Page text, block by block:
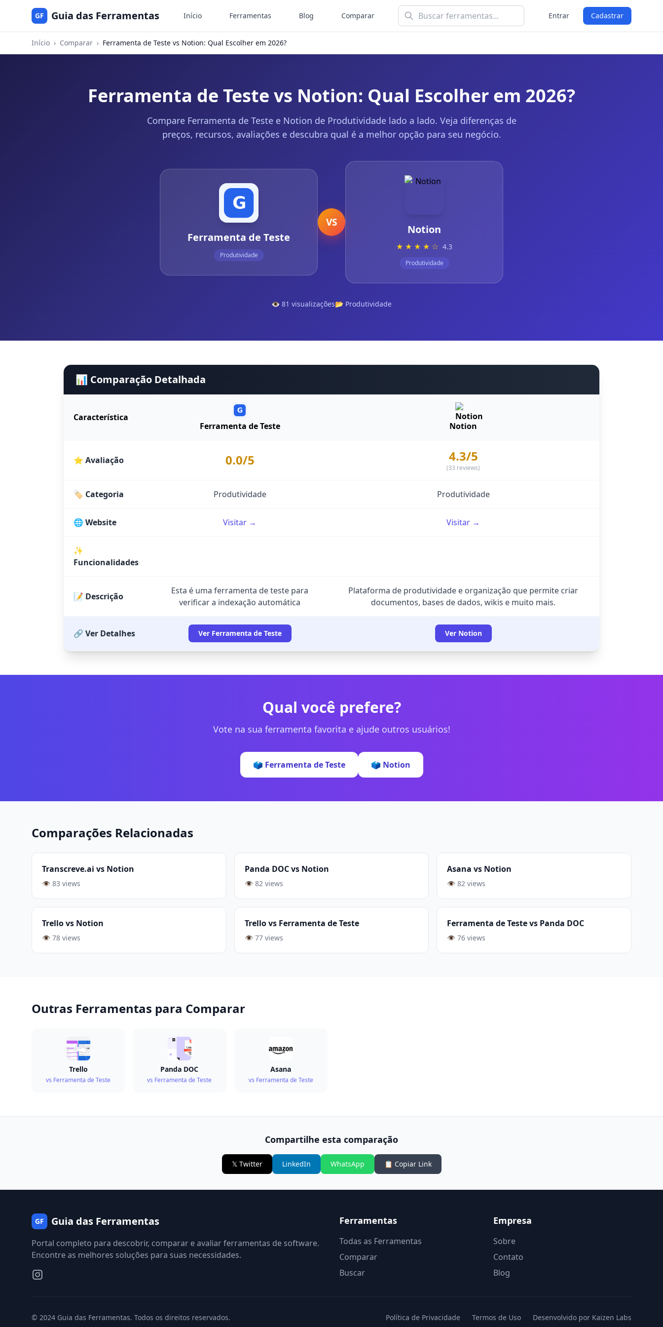
GF Guia das Ferramentas Início Ferramentas Blog Comparar Entrar Cadastrar
Início › Comparar › Ferramenta de Teste vs Notion: Qual Escolher em 2026?
Ferramenta de Teste vs Notion: Qual Escolher em 2026?
Compare Ferramenta de Teste e Notion de Produtividade lado a lado. Veja diferenças de
preços, recursos, avaliações e descubra qual é a melhor opção para seu negócio.
Ferramenta de Teste
Produtividade
VS
Notion
★ ★ ★ ★ ☆ 4.3
Produtividade
👁️ 81 visualizações📂 Produtividade
📊 Comparação Detalhada
Característica
Ferramenta de Teste
Notion
⭐ Avaliação 0.0/5 4.3/5
(33 reviews)
🏷️ Categoria Produtividade Produtividade
🌐 Website Visitar → Visitar →
✨
Funcionalidades
📝 Descrição
Esta é uma ferramenta de teste para
verificar a indexação automática
Plataforma de produtividade e organização que permite criar
documentos, bases de dados, wikis e muito mais.
🔗 Ver Detalhes Ver Ferramenta de Teste Ver Notion
Qual você prefere?
Vote na sua ferramenta favorita e ajude outros usuários!
🗳️ Ferramenta de Teste 🗳️ Notion
Comparações Relacionadas
Transcreve.ai vs Notion
👁️ 83 views
Panda DOC vs Notion
👁️ 82 views
Asana vs Notion
👁️ 82 views
Trello vs Notion
👁️ 78 views
Trello vs Ferramenta de Teste
👁️ 77 views
Ferramenta de Teste vs Panda DOC
👁️ 76 views
Outras Ferramentas para Comparar
Trello
vs Ferramenta de Teste
Panda DOC
vs Ferramenta de Teste
Asana
vs Ferramenta de Teste
Compartilhe esta comparação
𝕏 Twitter LinkedIn WhatsApp 📋 Copiar Link
GF Guia das Ferramentas
Portal completo para descobrir, comparar e avaliar ferramentas de software.
Encontre as melhores soluções para suas necessidades.
Ferramentas
Todas as Ferramentas
Comparar
Buscar
Empresa
Sobre
Contato
Blog
© 2024 Guia das Ferramentas. Todos os direitos reservados. Política de Privacidade Termos de Uso Desenvolvido por Kaizen Labs